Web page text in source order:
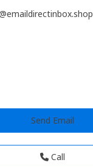
Send Email
Call